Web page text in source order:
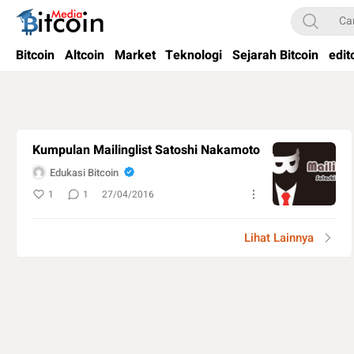
Bitcoin Media Indonesia
Media Bitcoin dan Cryptocurrency, dan Blockchain di Indonesia
Bitcoin Altcoin Market Teknologi Sejarah Bitcoin
Kumpulan Mailinglist Satoshi Nakamoto
Edukasi Bitcoin
1 1 27/04/2016
Lihat Lainnya